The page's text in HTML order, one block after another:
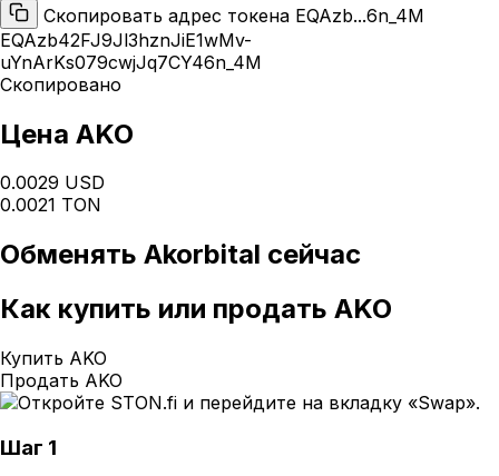
Скопировать адрес токена EQAzb...6n_4M
EQAzb42FJ9Jl3hznJiE1wMv-
uYnArKs079cwjJq7CY46n_4M
Скопировано
Цена AKO
0.0029 USD
0.0021 TON
Обменять Akorbital сейчас
Как купить или продать AKO
Купить AKO
Продать AKO
Шаг 1